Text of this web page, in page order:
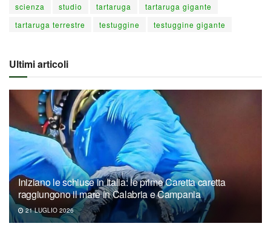
scienza
studio tartaruga
tartaruga gigante
tartaruga terrestre
testuggine testuggine gigante
Ultimi articoli
Iniziano le schiuse in Italia: le prime Caretta caretta
raggiungono il mare in Calabria e Campania
21 LUGLIO 2026